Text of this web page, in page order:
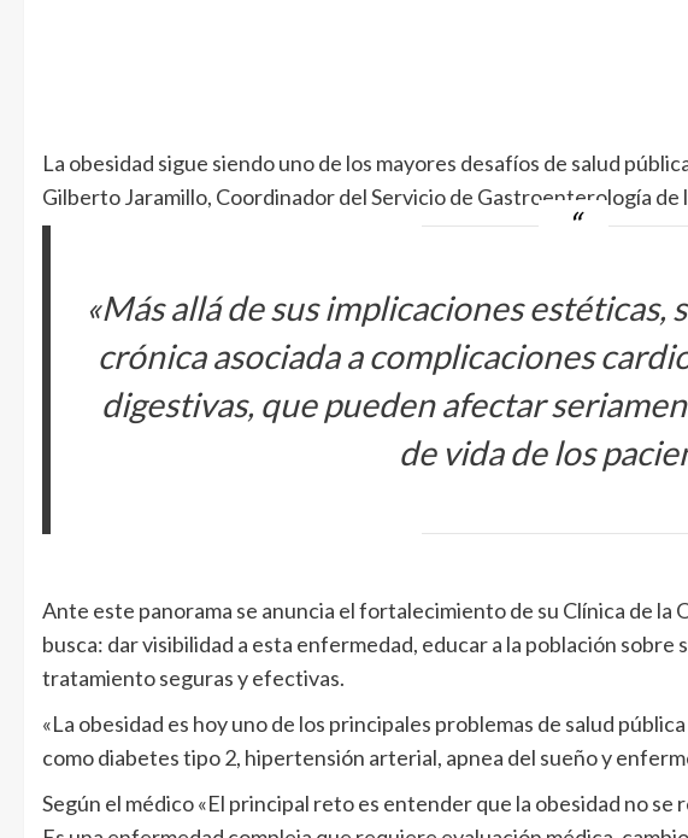
La obesidad sigue siendo uno de los mayores desafíos de salud
Gilberto Jaramillo, Coordinador del Servicio de Gastroenterología de
«Más allá de sus implicaciones
crónica asociada a complicaciones
digestivas, que pueden afectar
de vida de los
Ante este panorama se anuncia el fortalecimiento de su Clínica de la
busca: dar visibilidad a esta enfermedad, educar a la población
tratamiento seguras y efectivas.
«La obesidad es hoy uno de los principales problemas de salud
como diabetes tipo 2, hipertensión arterial, apnea del sueño y
Según el médico «El principal reto es entender que la obesidad no